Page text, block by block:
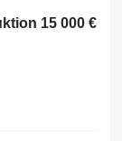
15 000 €